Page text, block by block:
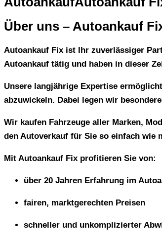
Über uns – Autoankauf
Autoankauf Fix ist Ihr zuverlässiger
Autoankauf tätig und haben in dieser
Unsere langjährige Expertise
abzuwickeln. Dabei legen wir
Wir kaufen Fahrzeuge aller Marken,
den Autoverkauf für Sie so einfach wie
Mit Autoankauf Fix profitieren Sie von:
über 20 Jahren Erfahrung im
fairen, marktgerechten Preisen
schneller und unkomplizierter